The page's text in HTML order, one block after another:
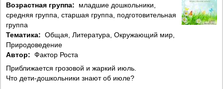
Возрастная группа:
младшие дошкольники,
средняя группа, старшая группа, подготовительная
группа
Тематика: Общая, Литература, Окружающий мир,
Природоведение
Автор: Фактор Роста
Приближается грозовой и жаркий июль.
Что дети-дошкольники знают об июле?